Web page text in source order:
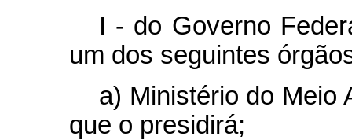
I - do Governo
um dos seguintes
a) Ministério do Meio
que o presidirá;